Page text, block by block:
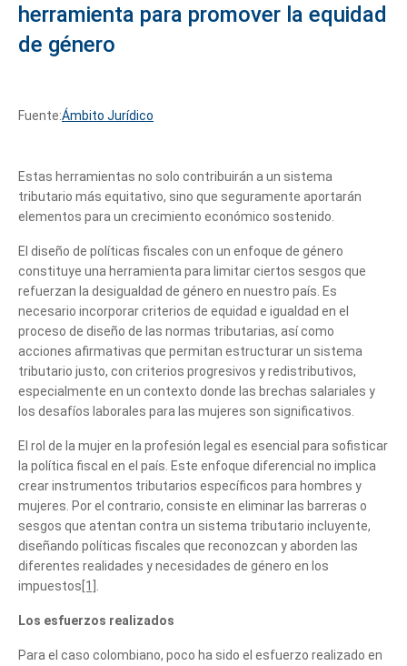
herramienta para promover la equidad
de género
Fuente:Ámbito Jurídico
Estas herramientas no solo contribuirán a un sistema
tributario más equitativo, sino que seguramente aportarán
elementos para un crecimiento económico sostenido.
El diseño de políticas fiscales con un enfoque de género
constituye una herramienta para limitar ciertos sesgos que
refuerzan la desigualdad de género en nuestro país. Es
necesario incorporar criterios de equidad e igualdad en el
proceso de diseño de las normas tributarias, así como
acciones afirmativas que permitan estructurar un sistema
tributario justo, con criterios progresivos y redistributivos,
especialmente en un contexto donde las brechas salariales y
los desafíos laborales para las mujeres son significativos.
El rol de la mujer en la profesión legal es esencial para sofisticar
la política fiscal en el país. Este enfoque diferencial no implica
crear instrumentos tributarios específicos para hombres y
mujeres. Por el contrario, consiste en eliminar las barreras o
sesgos que atentan contra un sistema tributario incluyente,
diseñando políticas fiscales que reconozcan y aborden las
diferentes realidades y necesidades de género en los
impuestos [1]
Los esfuerzos realizados
Para el caso colombiano, poco ha sido el esfuerzo realizado en